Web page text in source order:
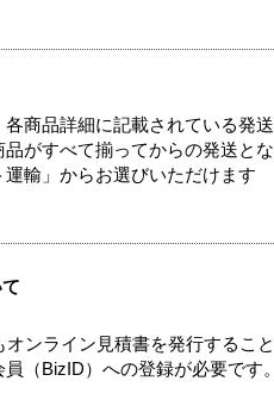
商品詳細に記載されている発
がすべて揃ってからの発送とな
輸」からお選びいただけます
ンライン見積書を発行すること
（BizID）への登録が必要です。